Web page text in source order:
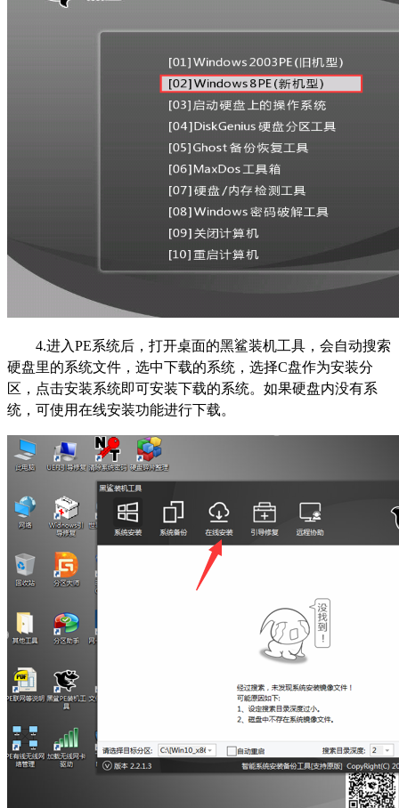
4.进入PE系统后，打开桌面的黑鲨装机工具，会自动搜索
硬盘里的系统文件，选中下载的系统，选择C盘作为安装分
区，点击安装系统即可安装下载的系统。如果硬盘内没有系
统，可使用在线安装功能进行下载。